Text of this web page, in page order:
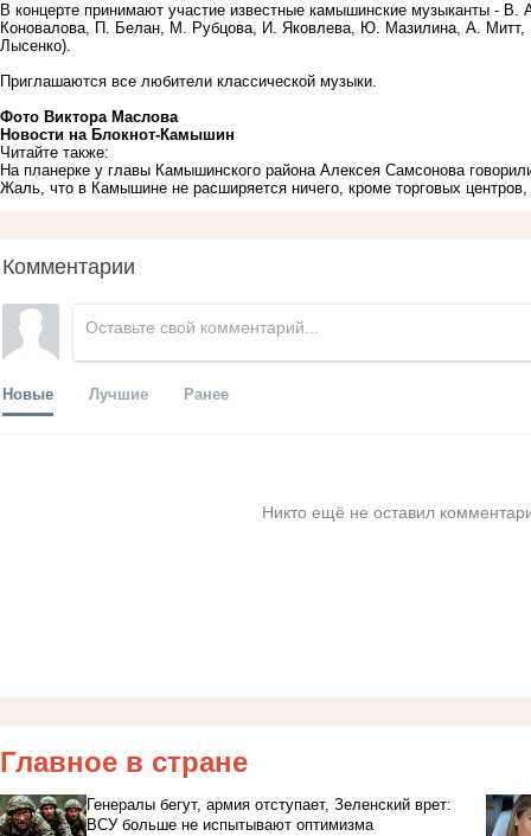
В концерте принимают участие известные камышинские музыканты -
Коновалова, П. Белан, М. Рубцова, И. Яковлева, Ю. Мазилина, А. Митт,
Лысенко).
Приглашаются все любители классической музыки.
Фото Виктора Маслова
Новости на Блoкнoт-Камышин
Читайте также:
На планерке у главы Камышинского района Алексея Самсонова
Жаль, что в Камышине не расширяется ничего, кроме торговых
Комментарии
Новые Лучшие Ранее
Никто ещё не оставил
Главное в стране
Генералы бегут, армия отступает, Зеленский врет:
ВСУ больше не испытывают оптимизма